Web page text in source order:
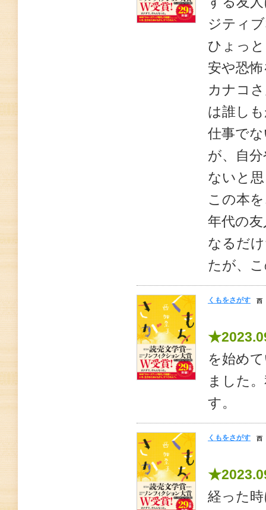
ジティ
ひょっ
安や恐
カナコ
は誰し
仕事で
が、自
ないと
この本
年代の
なるだ
たが、
くもをさがす 西
を始め
ました
す。
くもをさがす 西
経った